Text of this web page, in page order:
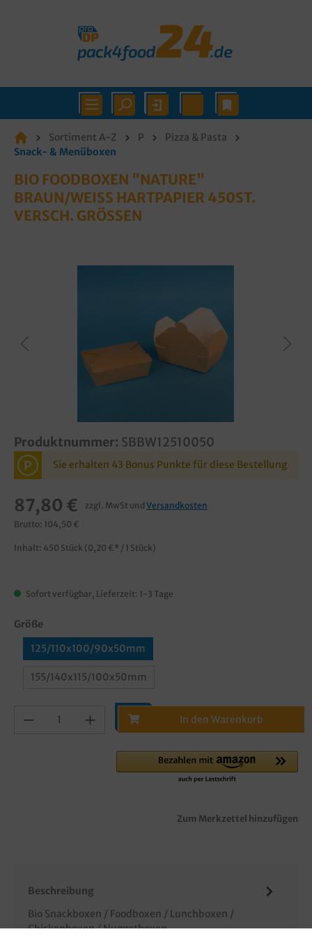
Sortiment A-Z P
Pizza & Pasta
Snack- & Menüboxen
BIO FOODBOXEN "NATURE"
BRAUN/WEISS HARTPAPIER 450ST. V
ERSCH. GRÖSSEN
Produktnummer: SBBW12510050
P Sie erhalten 43 Bonus Punkte für diese Bestellung
87,80 € zzgl. MwSt und Versandkosten
Brutto: 104,50 €
Inhalt: 450 Stück (0,20 €* / 1 Stück)
Sofort verfügbar, Lieferzeit: 1-3 Tage
Größe
125/110x100/90x50mm
155/140x115/100x50mm
In den Warenkorb
Zum Merkzettel hinzufügen
Beschreibung
Bio Snackboxen / Foodboxen / Lunchboxen /
Chickenboxen / Nuggetboxen,